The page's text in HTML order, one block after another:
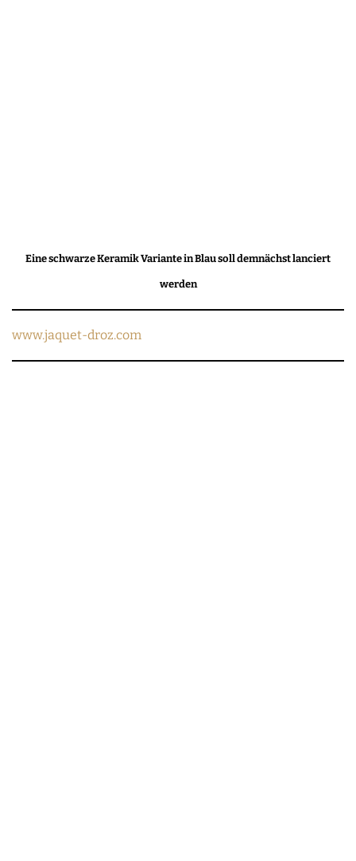
Eine schwarze Keramik Variante in Blau soll demnächst lanciert
werden
www.jaquet-droz.com